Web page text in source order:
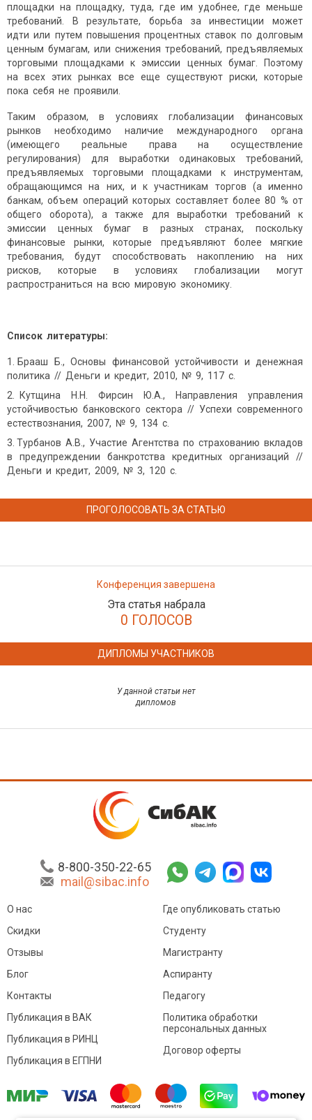
площадки на площадку, туда, где им удобнее, где меньше
требований. В результате, борьба за инвестиции может
идти или путем повышения процентных ставок по долговым
ценным бумагам, или снижения требований, предъявляемых
торговыми площадками к эмиссии ценных бумаг. Поэтому
на всех этих рынках все еще существуют риски, которые
пока себя не проявили.
Таким образом, в условиях глобализации финансовых
рынков необходимо наличие международного органа
(имеющего реальные права на осуществление
регулирования) для выработки одинаковых требований,
предъявляемых торговыми площадками к инструментам,
обращающимся на них, и к участникам торгов (а именно
банкам, объем операций которых составляет более 80 % от
общего оборота), а также для выработки требований к
эмиссии ценных бумаг в разных странах, поскольку
финансовые рынки, которые предъявляют более мягкие
требования, будут способствовать накоплению на них
рисков, которые в условиях глобализации могут
распространиться на всю мировую экономику.
Список литературы:
Брааш Б., Основы финансовой устойчивости и денежная
политика // Деньги и кредит, 2010, № 9, 117 с.
Кутщина Н.Н. Фирсин Ю.А., Направления управления
устойчивостью банковского сектора // Успехи современного
естествознания, 2007, № 9, 134 с.
Турбанов А.В., Участие Агентства по страхованию вкладов
в предупреждении банкротства кредитных организаций //
Деньги и кредит, 2009, № 3, 120 с.
ПРОГОЛОСОВАТЬ ЗА СТАТЬЮ
Конференция завершена
Эта статья набрала
0 ГОЛОСОВ
ДИПЛОМЫ УЧАСТНИКОВ
У данной статьи нет
дипломов
8-800-350-22-65
mail@sibac.info
О нас
Скидки
Отзывы
Блог
Контакты
Где опубликовать статью
Студенту
Магистранту
Аспиранту
Педагогу
Публикация в ВАК
Публикация в РИНЦ
Публикация в ЕГПНИ
Политика обработки
персональных данных
Договор оферты